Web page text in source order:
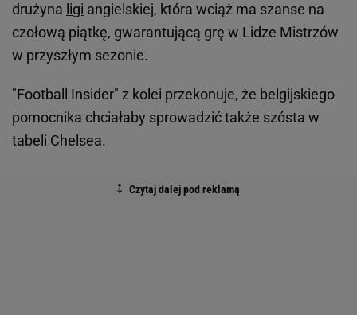
drużyna ligi angielskiej, która wciąż ma szanse na
czołową piątkę, gwarantującą grę w Lidze Mistrzów
w przyszłym sezonie.
"Football Insider" z kolei przekonuje, że belgijskiego
pomocnika chciałaby sprowadzić także szósta w
tabeli Chelsea.